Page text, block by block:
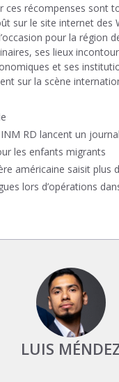
ces récompenses sont
sur le site internet des
pour la région
ses lieux
et ses
sur la scène
RD lancent un
les enfants migrants
américaine saisit plus
lors d’opérations
LUIS